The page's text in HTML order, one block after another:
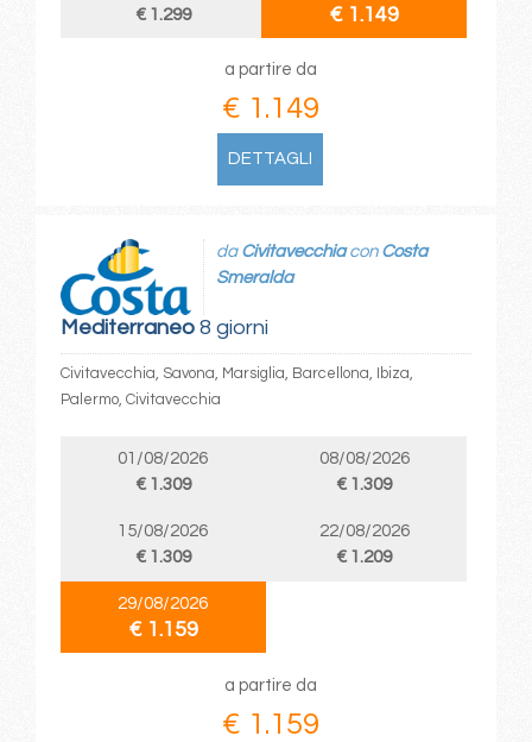
€ 1.299
€ 1.149
a partire da
€ 1.149
DETTAGLI
Mediterraneo8 giorni
da Civitavecchiacon Costa
Smeralda
Civitavecchia, Savona, Marsiglia, Barcellona, Ibiza,
Palermo, Civitavecchia
01/08/2026
€ 1.309
08/08/2026
€ 1.309
15/08/2026
€ 1.309
22/08/2026
€ 1.209
29/08/2026
€ 1.159
a partire da
€ 1.159